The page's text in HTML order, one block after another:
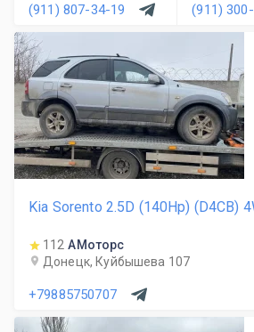
(911) 807-34-19 (911)
Kia Sorento 2.5D (140Hp) (D4CB)
112 АМоторс
Донецк, Куйбышева 107
+79885750707